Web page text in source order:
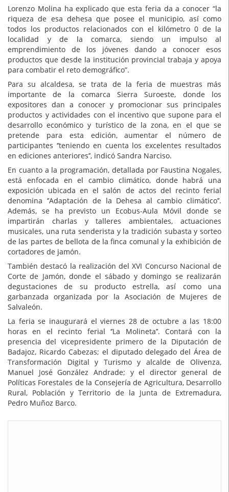
Lorenzo Molina ha explicado que esta feria da a conocer “la
riqueza de esa dehesa que posee el municipio, así como
todos los productos relacionados con el kilómetro 0 de la
localidad y de la comarca, siendo un impulso al
emprendimiento de los jóvenes dando a conocer esos
productos que desde la institución provincial trabaja y apoya
para combatir el reto demográfico”.
Para su alcaldesa, se trata de la feria de muestras más
importante de la comarca Sierra Suroeste, donde los
expositores dan a conocer y promocionar sus principales
productos y actividades con el incentivo que supone para el
desarrollo económico y turístico de la zona, en el que se
pretende para esta edición, aumentar el número de
participantes ‘’teniendo en cuenta los excelentes resultados
en ediciones anteriores’’, indicó Sandra Narciso.
En cuanto a la programación, detallada por Faustina Nogales,
está enfocada en el cambio climático, donde habrá una
exposición ubicada en el salón de actos del recinto ferial
denomina ‘’Adaptación de la Dehesa al cambio climático’’.
Además, se ha previsto un Ecobus-Aula Móvil donde se
impartirán charlas y talleres ambientales, actuaciones
musicales, una ruta senderista y la tradición subasta y sorteo
de las partes de bellota de la finca comunal y la exhibición de
cortadores de jamón.
También destacó la realización del XVI Concurso Nacional de
Corte de Jamón, donde el sábado y domingo se realizarán
degustaciones de su producto estrella, así como una
garbanzada organizada por la Asociación de Mujeres de
Salvaleón.
La feria se inaugurará el viernes 28 de octubre a las 18:00
horas en el recinto ferial ‘’La Molineta’’. Contará con la
presencia del vicepresidente primero de la Diputación de
Badajoz, Ricardo Cabezas; el diputado delegado del Área de
Transformación Digital y Turismo y alcalde de Olivenza,
Manuel José González Andrade; y el director general de
Políticas Forestales de la Consejería de Agricultura, Desarrollo
Rural, Población y Territorio de la Junta de Extremadura,
Pedro Muñoz Barco.